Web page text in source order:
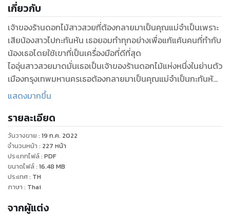
เกี่ยวกับ
เจ้าของร้านดอกไม้สาวสวยที่ต้องกลายมาเป็นคุณแม่จำเป็นเพราะ
เสียน้องสาวไปกะทันหัน เธอยอมทำทุกอย่างเพื่อแก้แค้นคนที่ทำกับ
น้องเธอโดยใช้เขาที่เป็นเครื่องมือที่ดีที่สุด
ไออุ่นสาวสวยมาดมั่นเธอเป็นเจ้าของร้านดอกไม้แห่งหนึ่งในย่านตัว
เมืองกรุงเทพมหานครเธอต้องกลายมาเป็นคุณแม่จำเป็นกะทันหัน
เพราะน้องสาวถูกรถชนขณะท้องแก่จนเอาชีวิตไม่รอด
ของเด็กที่ไม่ต้องการให้เด็กในท้องของน้องสาวเธอเกิดขึ้นมา
แต่ก็ทำอะไรไม่ได้เพราะครอบครัวคนผิดมีอำนาจเกินกว่าเธอจะต่อ
กลอนหญิงสาวจึงต้องเริ่มหาตัวช่วยและดูท่าตัวช่วยที่ดีที่สุดคือโน
แอลประธานหนุ่มลูกครึ่งรูปหล่อที่มีอำนาจพอๆกับคนที่เธอ
ต้องการแก้แค้น
เนื้อหาในนิยายล้วนเกิดจากจินตนาการผสมผสานกับเรื่องจริงเล็ก
เจตนาพาดพิงถึงใครหรือสิ่งใดขอทำความเข้าใจ ณ ที่นี้ด้วยนะคะ
แสดงมากขึ้น
รายละเอียด
วันวางขาย : 19 ก.ค. 2022
จำนวนหน้า : 227 หน้า
ประเภทไฟล์: PDF
ขนาดไฟล์: 16.48 MB
ประเทศ: TH
ภาษา : Thai
จากผู้แต่ง